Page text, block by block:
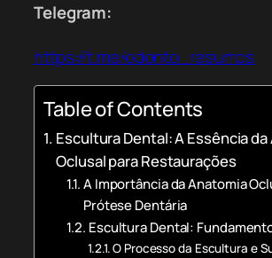
Telegram:
https://t.me/odonto_resumos
Table of Contents
Escultura Dental: A Essência
Oclusal para Restaurações
A Importância da Anatomia
Prótese Dentária
Escultura Dental:
O Processo da Escultura e